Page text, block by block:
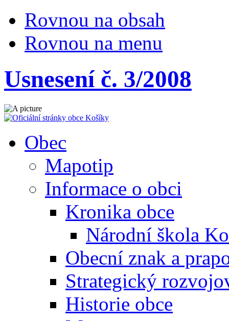
Rovnou na obsah
Rovnou na menu
Usnesení č. 3/2008
Obec
Mapotip
Informace o obci
Kronika obce
Národní škola
Obecní znak a
Strategický
Historie obce